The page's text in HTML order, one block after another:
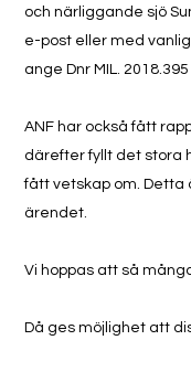
och närliggande sjö
e-post eller med
ange Dnr MIL.
ANF har också fått
därefter fyllt det stora
fått vetskap om. Detta
ärendet.
Vi hoppas att så
Då ges möjlighet att